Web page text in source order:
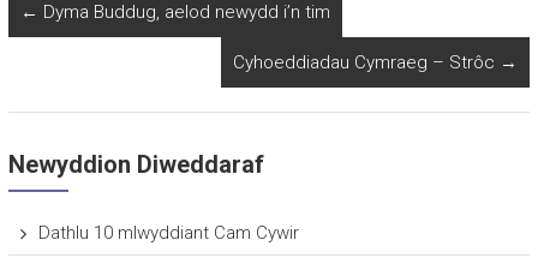
← Dyma Buddug, aelod newydd i’n tim
Cyhoeddiadau Cymraeg – Strôc →
Newyddion Diweddaraf
Dathlu 10 mlwyddiant Cam Cywir